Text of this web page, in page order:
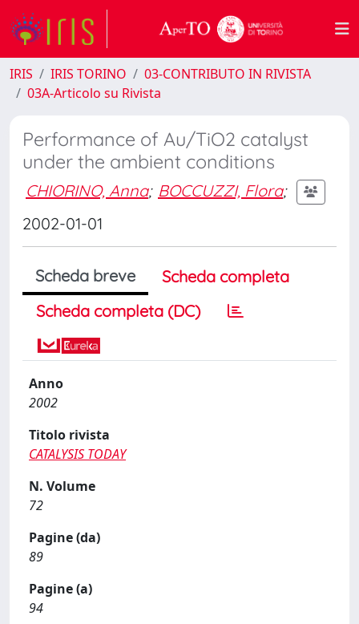
IRIS IRIS TORINO
03-CONTRIBUTO IN RIVISTA
03A-Articolo su Rivista
Performance of Au/TiO2 catalyst
under the ambient conditions
CHIORINO, Anna; BOCCUZZI, Flora;
2002-01-01
Scheda breve
Scheda completa
Scheda completa (DC)
Anno
2002
Titolo rivista
CATALYSIS TODAY
N. Volume
72
Pagine (da)
89
Pagine (a)
94